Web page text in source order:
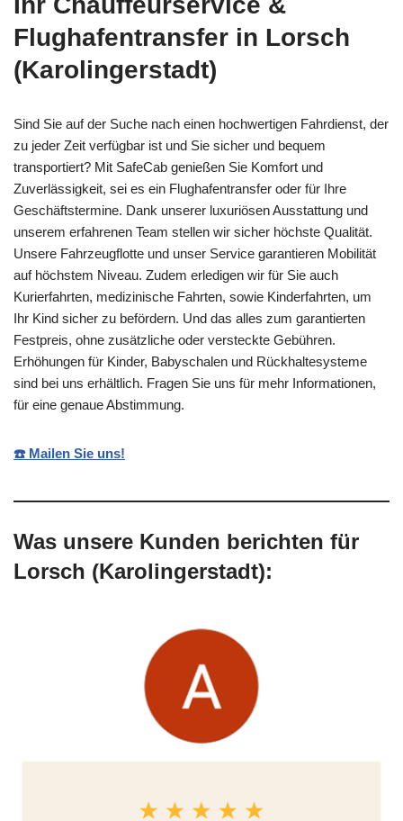
Flughafentransfer in Lorsch
(Karolingerstadt)
Sind Sie auf der Suche nach einen hochwertigen Fahrdienst, der
zu jeder Zeit verfügbar ist und Sie sicher und bequem
transportiert? Mit SafeCab genießen Sie Komfort und
Zuverlässigkeit, sei es ein Flughafentransfer oder für Ihre
Geschäftstermine. Dank unserer luxuriösen Ausstattung und
unserem erfahrenen Team stellen wir sicher höchste Qualität.
Unsere Fahrzeugflotte und unser Service garantieren Mobilität
auf höchstem Niveau. Zudem erledigen wir für Sie auch
Kurierfahrten, medizinische Fahrten, sowie Kinderfahrten, um
Ihr Kind sicher zu befördern. Und das alles zum garantierten
Festpreis, ohne zusätzliche oder versteckte Gebühren.
Erhöhungen für Kinder, Babyschalen und Rückhaltesysteme
sind bei uns erhältlich. Fragen Sie uns für mehr Informationen,
für eine genaue Abstimmung.
☎️ Mailen Sie uns!
Was unsere Kunden berichten für
Lorsch (Karolingerstadt):